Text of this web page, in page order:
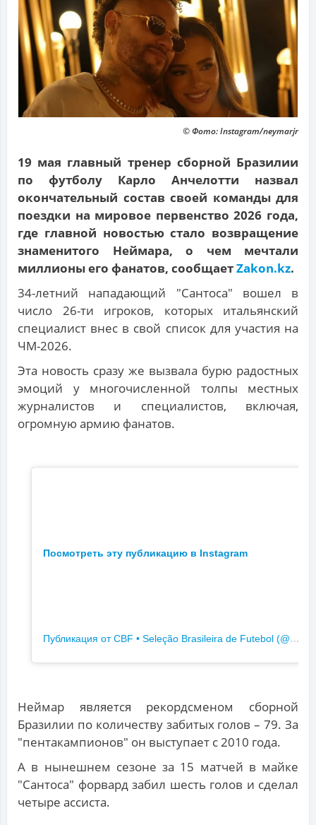
© Фото: Instagram/neymarjr
19 мая главный тренер сборной Бразилии
по футболу Карло Анчелотти назвал
окончательный состав своей команды для
поездки на мировое первенство 2026 года,
где главной новостью стало возвращение
знаменитого Неймара, о чем мечтали
миллионы его фанатов, сообщаетZakon.kz.
34-летний нападающий "Сантоса" вошел в
число 26-ти игроков, которых итальянский
специалист внес в свой список для участия на
ЧМ-2026.
Эта новость сразу же вызвала бурю радостных
эмоций у многочисленной толпы местных
журналистов и специалистов, включая,
огромную армию фанатов.
Посмотреть эту публикацию в Instagram
П
убликация от CBF • Seleção Brasileira de Futebol (@brasil)
Неймар является рекордсменом сборной
Бразилии по количеству забитых голов – 79. За
"пентакампионов" он выступает с 2010 года.
А в нынешнем сезоне за 15 матчей в майке
"Сантоса" форвард забил шесть голов и сделал
четыре ассиста.